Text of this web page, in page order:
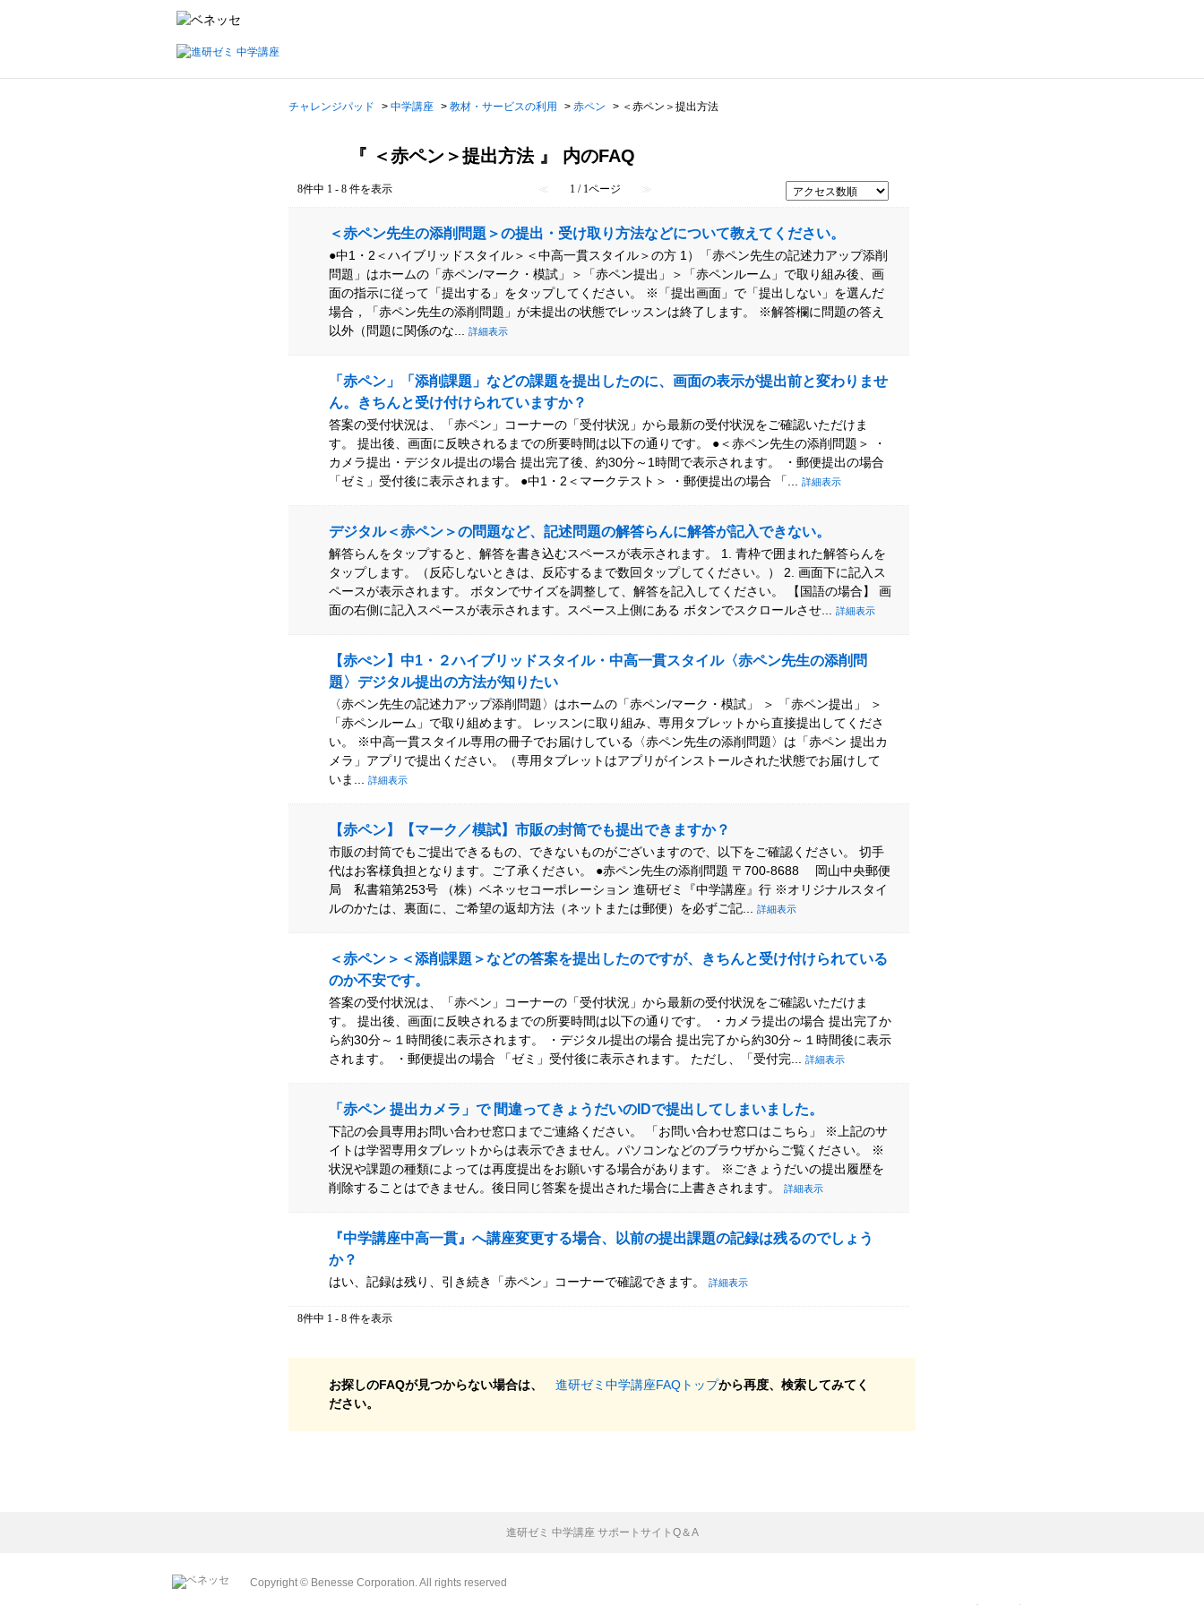
チャレンジパッド > 中学講座 > 教材・サービスの利用 > 赤ペン > ＜赤ペン＞提出方法
『 ＜赤ペン＞提出方法 』 内のFAQ
8件中 1 - 8 件を表示 ≪ 1 / 1ページ ≫
＜赤ペン先生の添削問題＞の提出・受け取り方法などについて教えてください。
●中1・2＜ハイブリッドスタイル＞＜中高一貫スタイル＞の方 1）「赤ペン先生の記述力アップ添削
問題」はホームの「赤ペン/マーク・模試」＞「赤ペン提出」＞「赤ペンルーム」で取り組み後、画
面の指示に従って「提出する」をタップしてください。 ※「提出画面」で「提出しない」を選んだ
場合，「赤ペン先生の添削問題」が未提出の状態でレッスンは終了します。 ※解答欄に問題の答え
以外（問題に関係のな...
詳細表示
「赤ペン」「添削課題」などの課題を提出したのに、画面の表示が提出前と変わりませ
ん。きちんと受け付けられていますか？
答案の受付状況は、「赤ペン」コーナーの「受付状況」から最新の受付状況をご確認いただけま
す。 提出後、画面に反映されるまでの所要時間は以下の通りです。 ●＜赤ペン先生の添削問題＞ ・
カメラ提出・デジタル提出の場合 提出完了後、約30分～1時間で表示されます。 ・郵便提出の場合
「ゼミ」受付後に表示されます。 ●中1・2＜マークテスト＞ ・郵便提出の場合 「...
詳細表示
デジタル＜赤ペン＞の問題など、記述問題の解答らんに解答が記入できない。
解答らんをタップすると、解答を書き込むスペースが表示されます。 1. 青枠で囲まれた解答らんを
タップします。（反応しないときは、反応するまで数回タップしてください。） 2. 画面下に記入ス
ペースが表示されます。 ボタンでサイズを調整して、解答を記入してください。 【国語の場合】 画
面の右側に記入スペースが表示されます。スペース上側にある ボタンでスクロールさせ...
詳細表示
【赤ぺン】中1・２ハイブリッドスタイル・中高一貫スタイル〈赤ペン先生の添削問
題〉デジタル提出の方法が知りたい
〈赤ペン先生の記述力アップ添削問題〉はホームの「赤ペン/マーク・模試」 ＞ 「赤ペン提出」 ＞
「赤ペンルーム」で取り組めます。 レッスンに取り組み、専用タブレットから直接提出してくださ
い。 ※中高一貫スタイル専用の冊子でお届けしている〈赤ペン先生の添削問題〉は「赤ペン 提出カ
メラ」アプリで提出ください。（専用タブレットはアプリがインストールされた状態でお届けして
いま...
詳細表示
【赤ペン】【マーク／模試】市販の封筒でも提出できますか？
市販の封筒でもご提出できるもの、できないものがございますので、以下をご確認ください。 切手
代はお客様負担となります。ご了承ください。 ●赤ペン先生の添削問題 〒700-8688 岡山中央郵便
局 私書箱第253号 （株）ベネッセコーポレーション 進研ゼミ『中学講座』行 ※オリジナルスタイ
ルのかたは、裏面に、ご希望の返却方法（ネットまたは郵便）を必ずご記...
詳細表示
＜赤ペン＞＜添削課題＞などの答案を提出したのですが、きちんと受け付けられている
のか不安です。
答案の受付状況は、「赤ペン」コーナーの「受付状況」から最新の受付状況をご確認いただけま
す。 提出後、画面に反映されるまでの所要時間は以下の通りです。 ・カメラ提出の場合 提出完了か
ら約30分～１時間後に表示されます。 ・デジタル提出の場合 提出完了から約30分～１時間後に表示
されます。 ・郵便提出の場合 「ゼミ」受付後に表示されます。 ただし、「受付完...
詳細表示
「赤ペン 提出カメラ」で 間違ってきょうだいのIDで提出してしまいました。
下記の会員専用お問い合わせ窓口までご連絡ください。 「お問い合わせ窓口はこちら」 ※上記のサ
イトは学習専用タブレットからは表示できません。パソコンなどのブラウザからご覧ください。 ※
状況や課題の種類によっては再度提出をお願いする場合があります。 ※ごきょうだいの提出履歴を
削除することはできません。後日同じ答案を提出された場合に上書きされます。
詳細表示
『中学講座中高一貫』へ講座変更する場合、以前の提出課題の記録は残るのでしょう
か？
はい、記録は残り、引き続き「赤ペン」コーナーで確認できます。 詳細表示
8件中 1 - 8 件を表示
お探しのFAQが見つからない場合は、 進研ゼミ中学講座FAQトップから再度、検索してみてく
ださい。
進研ゼミ 中学講座 サポートサイトQ＆A
Copyright © Benesse Corporation. All rights reserved